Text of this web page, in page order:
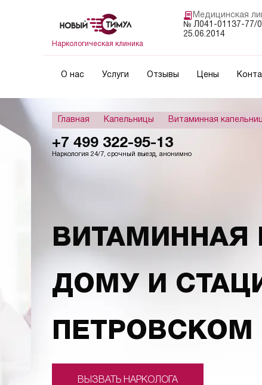
Наркологическая клиника
Медицинская
№ Л041-01137-77/
25.06.2014
О нас Услуги Отзывы Цены
Главная Капельницы Витаминная
+7 499 322-95-13
Наркология 24/7, срочный выезд, анонимно
ВИТАМИННАЯ
ДОМУ И
ПЕТРОВСКОМ
ВЫЗВАТЬ НАРКОЛОГА